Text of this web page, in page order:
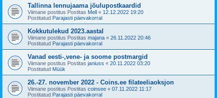
Tallinna lennujaama jõulupostkaardid
Viimane postitus Postitas Mell « 12.12.2022 19:20
Postitatud Parajasti päevakorral
Kokkutulekud 2023.aastal
Viimane postitus Postitas majana « 26.11.2022 20:46
Postitatud Parajasti päevakorral
Vanad eesti-,vene- ja soome postmargid
Viimane postitus Postitas janiuss « 20.11.2022 03:20
Postitatud Müük
26.-27. november 2022 - Coins.ee filateeliaoksjon
Viimane postitus Postitas coinsee « 07.11.2022 11:17
Postitatud Parajasti päevakorral